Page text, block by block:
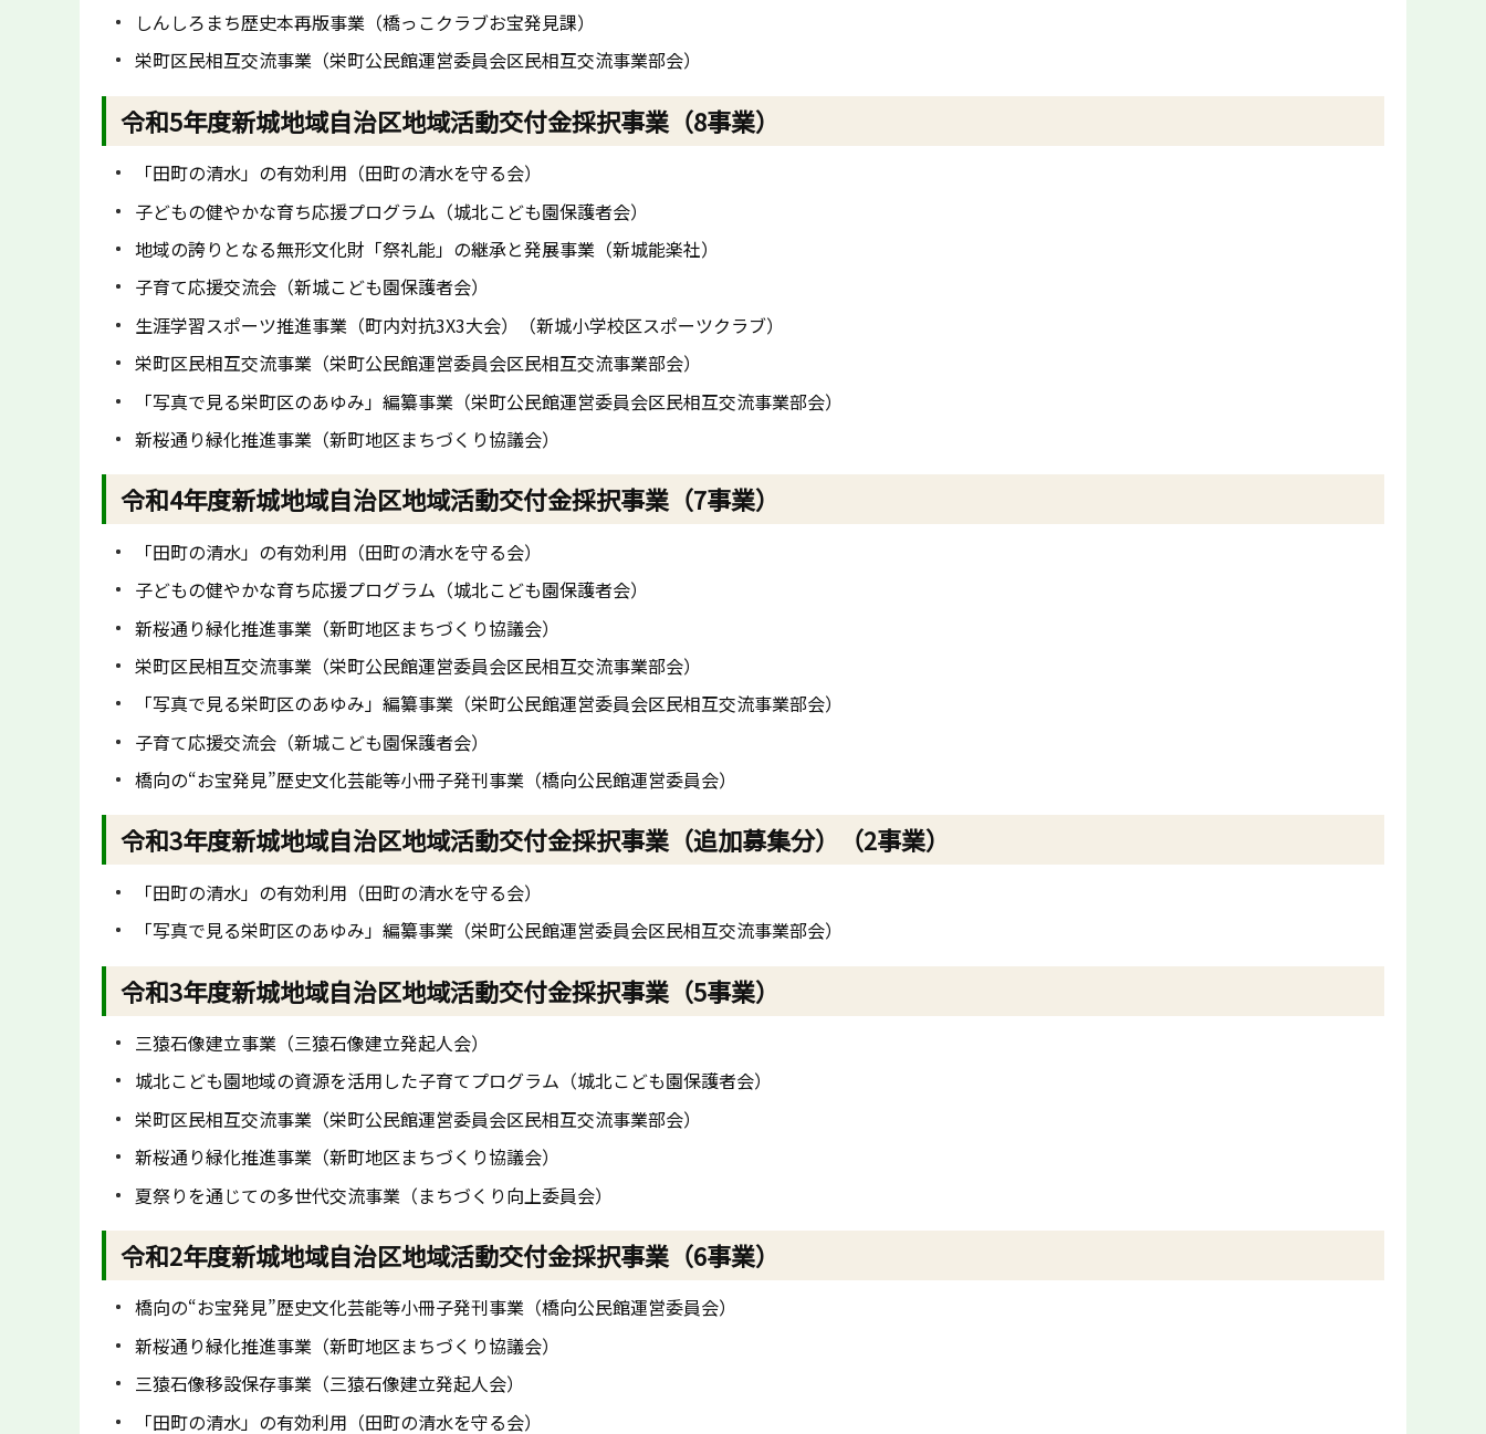
しんしろまち歴史本再版事業（橋っこクラブお宝発見課）
栄町区民相互交流事業（栄町公民館運営委員会区民相互交流事業部会）
令和5年度新城地域自治区地域活動交付金採択事業（8事業）
「田町の清水」の有効利用（田町の清水を守る会）
子どもの健やかな育ち応援プログラム（城北こども園保護者会）
地域の誇りとなる無形文化財「祭礼能」の継承と発展事業（新城能楽社）
子育て応援交流会（新城こども園保護者会）
生涯学習スポーツ推進事業（町内対抗3X3大会）（新城小学校区スポーツクラブ）
栄町区民相互交流事業（栄町公民館運営委員会区民相互交流事業部会）
「写真で見る栄町区のあゆみ」編纂事業（栄町公民館運営委員会区民相互交流事業部会）
新桜通り緑化推進事業（新町地区まちづくり協議会）
令和4年度新城地域自治区地域活動交付金採択事業（7事業）
「田町の清水」の有効利用（田町の清水を守る会）
子どもの健やかな育ち応援プログラム（城北こども園保護者会）
新桜通り緑化推進事業（新町地区まちづくり協議会）
栄町区民相互交流事業（栄町公民館運営委員会区民相互交流事業部会）
「写真で見る栄町区のあゆみ」編纂事業（栄町公民館運営委員会区民相互交流事業部会）
子育て応援交流会（新城こども園保護者会）
橋向の“お宝発見”歴史文化芸能等小冊子発刊事業（橋向公民館運営委員会）
令和3年度新城地域自治区地域活動交付金採択事業（追加募集分）（2事業）
「田町の清水」の有効利用（田町の清水を守る会）
「写真で見る栄町区のあゆみ」編纂事業（栄町公民館運営委員会区民相互交流事業部会）
令和3年度新城地域自治区地域活動交付金採択事業（5事業）
三猿石像建立事業（三猿石像建立発起人会）
城北こども園地域の資源を活用した子育てプログラム（城北こども園保護者会）
栄町区民相互交流事業（栄町公民館運営委員会区民相互交流事業部会）
新桜通り緑化推進事業（新町地区まちづくり協議会）
夏祭りを通じての多世代交流事業（まちづくり向上委員会）
令和2年度新城地域自治区地域活動交付金採択事業（6事業）
橋向の“お宝発見”歴史文化芸能等小冊子発刊事業（橋向公民館運営委員会）
新桜通り緑化推進事業（新町地区まちづくり協議会）
三猿石像移設保存事業（三猿石像建立発起人会）
「田町の清水」の有効利用（田町の清水を守る会）